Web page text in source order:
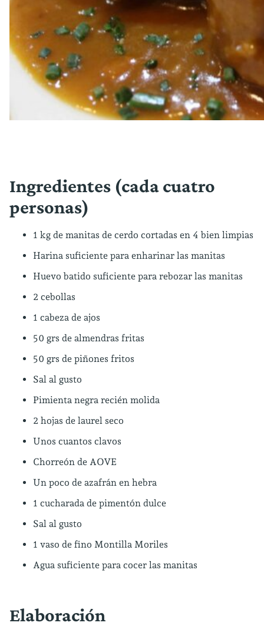
Ingredientes (cada cuatro
personas)
1 kg de manitas de cerdo cortadas en 4 bien limpias
Harina suficiente para enharinar las manitas
Huevo batido suficiente para rebozar las manitas
2 cebollas
1 cabeza de ajos
50 grs de almendras fritas
50 grs de piñones fritos
Sal al gusto
Pimienta negra recién molida
2 hojas de laurel seco
Unos cuantos clavos
Chorreón de AOVE
Un poco de azafrán en hebra
1 cucharada de pimentón dulce
Sal al gusto
1 vaso de fino Montilla Moriles
Agua suficiente para cocer las manitas
Elaboración